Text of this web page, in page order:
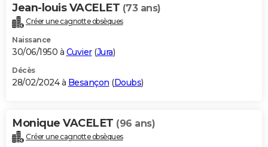
Jean-louis VACELET (73 ans)
Créer une cagnotte obsèques
Naissance
30/06/1950 à Cuvier(Jura)
Décès
28/02/2024 à Besançon (Doubs)
Monique VACELET (96 ans)
Créer une cagnotte obsèques